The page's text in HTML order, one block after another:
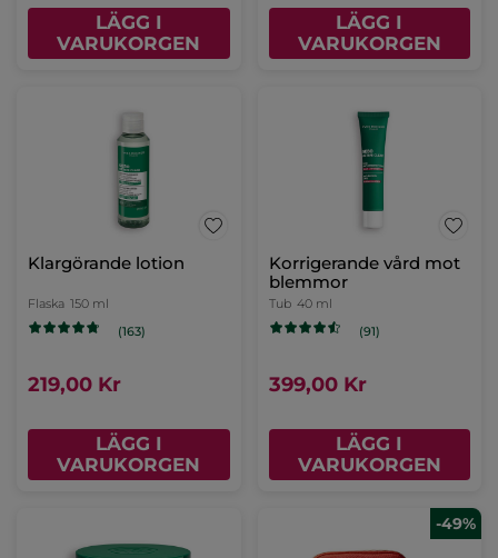
LÄGG I
VARUKORGEN
LÄGG I
VARUKORGEN
Klargörande lotion
Flaska 150 ml
(163)
219,00 Kr
LÄGG I
VARUKORGEN